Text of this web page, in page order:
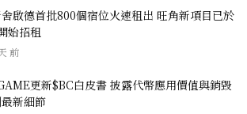
舍啟德首批800個宿位火速租出 旺角新項目已於
始招租
前
更新$BC白皮書 披露代幣應用價值與銷毀
新細節